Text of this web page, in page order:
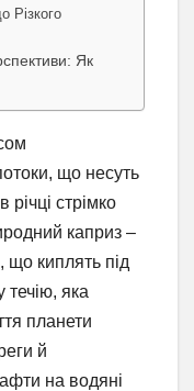
Різкого
Як
що несуть
річці стрімко
каприз –
що киплять під
течію, яка
планети
й
на водяні